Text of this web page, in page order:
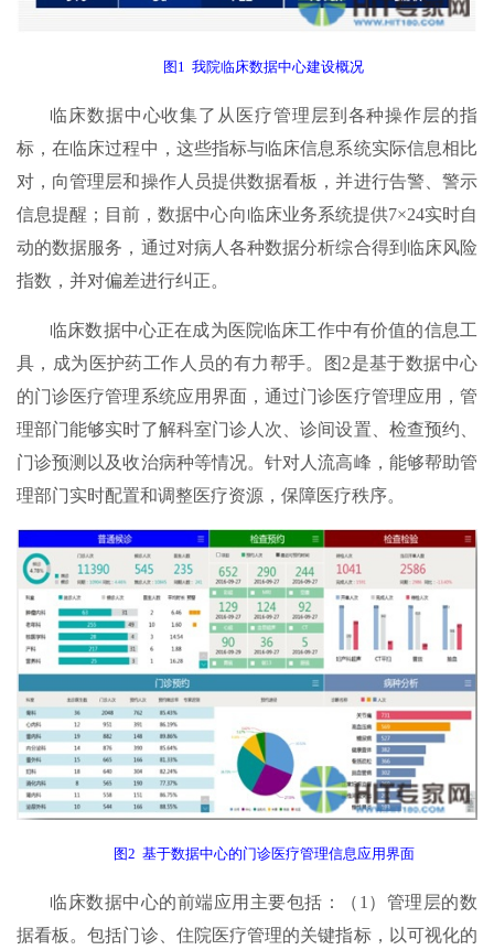
图1 我院临床数据中心建设概况
临床数据中心收集了从医疗管理层到各种操作层的指
标，在临床过程中，这些指标与临床信息系统实际信息相比
对，向管理层和操作人员提供数据看板，并进行告警、警示
信息提醒；目前，数据中心向临床业务系统提供7×24实时自
动的数据服务，通过对病人各种数据分析综合得到临床风险
指数，并对偏差进行纠正。
临床数据中心正在成为医院临床工作中有价值的信息工
具，成为医护药工作人员的有力帮手。图2是基于数据中心
的门诊医疗管理系统应用界面，通过门诊医疗管理应用，管
理部门能够实时了解科室门诊人次、诊间设置、检查预约、
门诊预测以及收治病种等情况。针对人流高峰，能够帮助管
理部门实时配置和调整医疗资源，保障医疗秩序。
图2 基于数据中心的门诊医疗管理信息应用界面
临床数据中心的前端应用主要包括：（1）管理层的数
据看板。包括门诊、住院医疗管理的关键指标，以可视化的